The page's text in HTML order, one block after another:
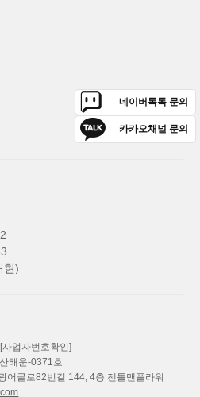
네이버톡톡 문의
카카오채널 문의
현)
[사업자번호확인]
해운-0371호
어골로82번길 144, 4층 젠틀맨플라워